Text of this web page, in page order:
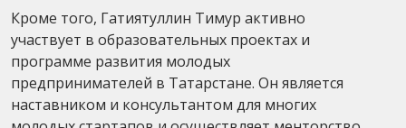
Кроме того, Гатиятуллин Тимур активно
участвует в образовательных проектах и
программе развития молодых
предпринимателей в Татарстане. Он является
наставником и консультантом для многих